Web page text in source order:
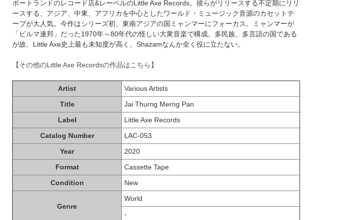
ポートランドのレコード店&レーベルのLittle Axe Records。彼らがリリースする不定期にリリ
ースする、アジア、中東、アフリカを中心としたワールド・ミュージック音源のカセットテ
ープが大人気。今作はシリーズ初、東南アジアの国ミャンマーにフォーカス。ミャンマーが
「ビルマ連邦」だった1970年～80年代の怪しい大衆音楽で構成。多民族、多言語の国である
が故、Little Axe史上最も未知度が高く、Shazamなんか全く役に立たない。
【その他のLittle Axe Recordsの作品はこちら】
Artist
Various Artists
Title
Jai Thurng Merng Pan
Label
Little Axe Records
Catalog Number
LAC-053
Year
2020
Format
Cassette Tape
Condition
New
Genre
World
-